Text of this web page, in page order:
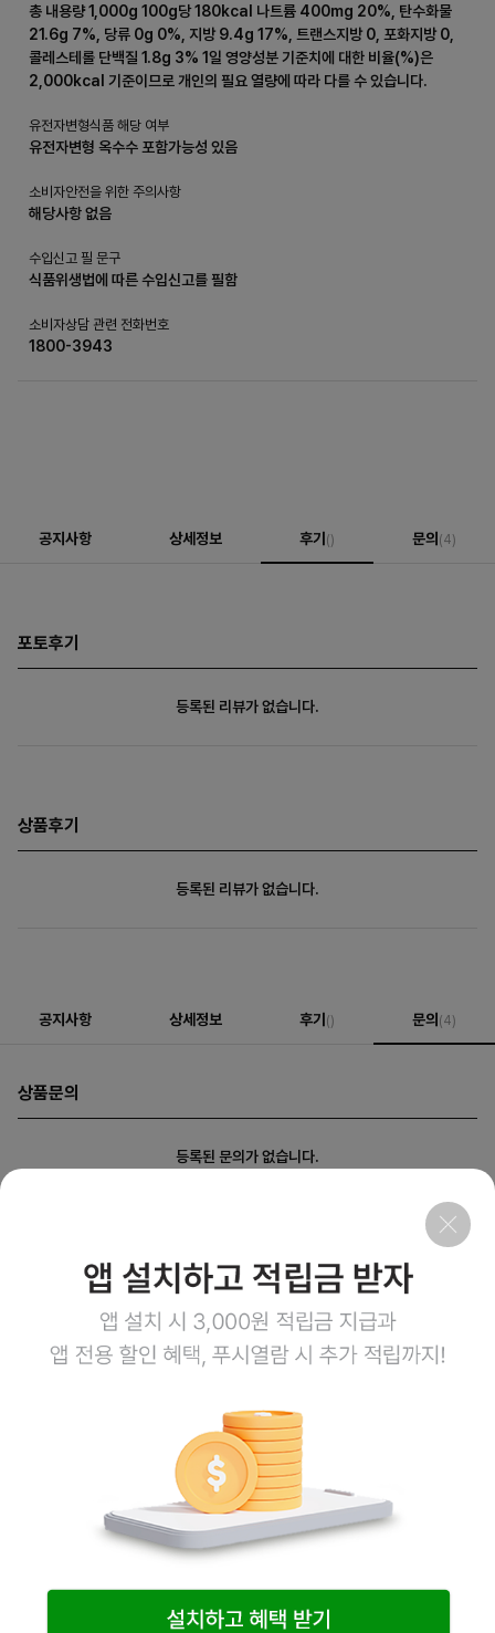
총 내용량 1,000g 100g당 180kcal 나트륨 400mg 20%, 탄수화물
21.6g 7%, 당류 0g 0%, 지방 9.4g 17%, 트랜스지방 0, 포화지방 0,
콜레스테롤 단백질 1.8g 3% 1일 영양성분 기준치에 대한 비율(%)은
2,000kcal 기준이므로 개인의 필요 열량에 따라 다를 수 있습니다.
유전자변형식품 해당 여부
유전자변형 옥수수 포함가능성 있음
소비자안전을 위한 주의사항
해당사항 없음
수입신고 필 문구
식품위생법에 따른 수입신고를 필함
소비자상담 관련 전화번호
1800-3943
공지사항 상세정보 후기() 문의(4)
포토후기
등록된 리뷰가 없습니다.
상품후기
등록된 리뷰가 없습니다.
공지사항 상세정보 후기() 문의(4)
상품문의
등록된 문의가 없습니다.
주식회사 엠오유통 사업자정보
평일 08:00~17:00
토요일 08:00~12:00